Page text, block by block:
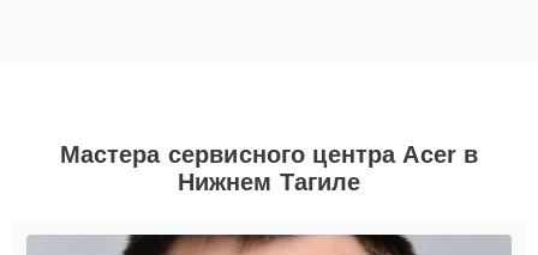
Мастера сервисного центра Acer в
Нижнем Тагиле